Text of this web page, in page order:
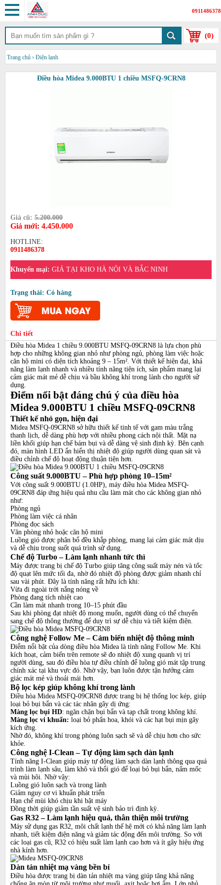
0911486378
(0)
Trang chủ › Điện lạnh
Điều hòa Midea 9.000BTU 1 chiều MSFQ-9CRN8
Giá cũ: 5.200.000
Giá mới: 4.450.000
HOTLINE:
0911486378
Khuyến mại: GIÁ TẠI KHO HÀ NỘI VÀ BẮC NINH
Trạng thái: Có hàng
Chi tiết
Điều hòa Midea 1 chiều 9.000BTU MSFQ-09CRN8 là lựa chọn phù
hợp cho những không gian nhỏ như phòng ngủ, phòng làm việc hoặc
căn hộ mini có diện tích khoảng 9 – 15m². Với thiết kế hiện đại, khả
năng làm lạnh nhanh và nhiều tính năng tiện ích, sản phẩm mang lại
cảm giác mát mẻ dễ chịu và bầu không khí trong lành cho người sử
dụng.
Điểm nổi bật đáng chú ý của điều hòa
Midea 9.000BTU 1 chiều MSFQ-09CRN8
Thiết kế nhỏ gọn, hiện đại
Midea MSFQ-09CRN8 sở hữu thiết kế tinh tế với gam màu trắng
thanh lịch, dễ dàng phù hợp với nhiều phong cách nội thất. Mặt nạ
liền khối giúp hạn chế bám bụi và dễ dàng vệ sinh định kỳ. Bên cạnh
đó, màn hình LED ẩn hiển thị nhiệt độ giúp người dùng quan sát và
điều chỉnh chế độ hoạt động thuận tiện hơn.
Công suất 9.000BTU – Phù hợp phòng 10–15m²
Với công suất 9.000BTU (1.0HP), máy điều hòa Midea MSFQ-
09CRN8 đáp ứng hiệu quả nhu cầu làm mát cho các không gian nhỏ
như:
Phòng ngủ
Phòng làm việc cá nhân
Phòng đọc sách
Văn phòng nhỏ hoặc căn hộ mini
Luồng gió được phân bổ đều khắp phòng, mang lại cảm giác mát dịu
và dễ chịu trong suốt quá trình sử dụng.
Chế độ Turbo – Làm lạnh nhanh tức thì
Máy được trang bị chế độ Turbo giúp tăng công suất máy nén và tốc
độ quạt lên mức tối đa, nhờ đó nhiệt độ phòng được giảm nhanh chỉ
sau vài phút. Đây là tính năng rất hữu ích khi:
Vừa đi ngoài trời nắng nóng về
Phòng đang tích nhiệt cao
Cần làm mát nhanh trong 10–15 phút đầu
Sau khi phòng đạt nhiệt độ mong muốn, người dùng có thể chuyển
sang chế độ thông thường để duy trì sự dễ chịu và tiết kiệm điện.
Công nghệ Follow Me – Cảm biến nhiệt độ thông minh
Điểm nổi bật của dòng điều hòa Midea là tính năng Follow Me. Khi
kích hoạt, cảm biến trên remote sẽ đo nhiệt độ xung quanh vị trí
người dùng, sau đó điều hòa tự điều chỉnh để luồng gió mát tập trung
chính xác tại khu vực đó. Nhờ vậy, bạn luôn được tận hưởng cảm
giác mát mẻ và thoải mái hơn.
Bộ lọc kép giúp không khí trong lành
Điều hòa Midea MSFQ-09CRN8 được trang bị hệ thống lọc kép, giúp
loại bỏ bụi bẩn và các tác nhân gây dị ứng:
Màng lọc bụi HD: ngăn chặn bụi bẩn và tạp chất trong không khí.
Màng lọc vi khuẩn: loại bỏ phấn hoa, khói và các hạt bụi mịn gây
kích ứng.
Nhờ đó, không khí trong phòng luôn sạch sẽ và dễ chịu hơn cho sức
khỏe.
Công nghệ I-Clean – Tự động làm sạch dàn lạnh
Tính năng I-Clean giúp máy tự động làm sạch dàn lạnh thông qua quá
trình làm lạnh sâu, làm khô và thổi gió để loại bỏ bụi bẩn, nấm mốc
và mùi hôi. Nhờ vậy:
Luồng gió luôn sạch và trong lành
Giảm nguy cơ vi khuẩn phát triển
Hạn chế mùi khó chịu khi bật máy
Đồng thời giúp giảm tần suất vệ sinh bảo trì định kỳ.
Gas R32 – Làm lạnh hiệu quả, thân thiện môi trường
Máy sử dụng gas R32, môi chất lạnh thế hệ mới có khả năng làm lạnh
nhanh, tiết kiệm điện năng và giảm tác động đến môi trường. So với
các loại gas cũ, R32 có hiệu suất làm lạnh cao hơn và ít gây hiệu ứng
nhà kính hơn.
Dàn tản nhiệt mạ vàng bền bỉ
Điều hòa được trang bị dàn tản nhiệt mạ vàng giúp tăng khả năng